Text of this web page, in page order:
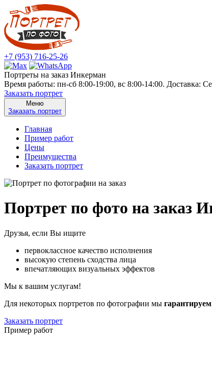
+7 (953) 716-25-26
Портреты на заказ Инкерман
Время работы: пн-сб 8:00-19:00, вс 8:00-14:00. Доставка:
Заказать портрет
Меню
Заказать портрет
Главная
Пример работ
Цены
Преимущества
Заказать портрет
Портрет по фото на заказ
Друзья, если Вы ищите
первоклассное качество исполнения
высокую степень сходства лица
впечатляющих визуальных эффектов
Мы к вашим услугам!
Для некоторых портретов по фотографии мы
Заказать портрет
Пример работ